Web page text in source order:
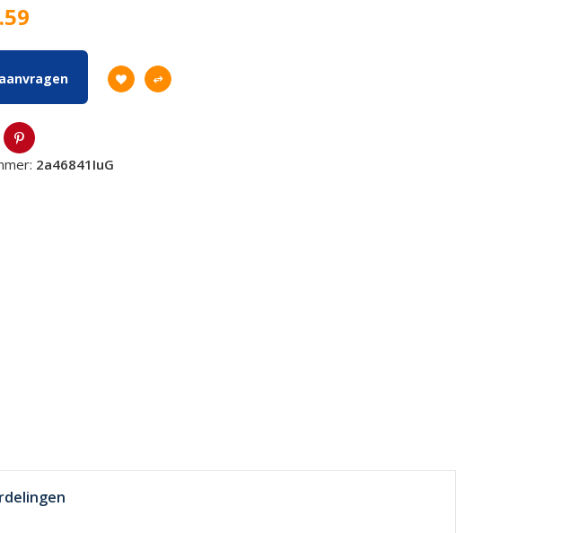
2a46841IuG